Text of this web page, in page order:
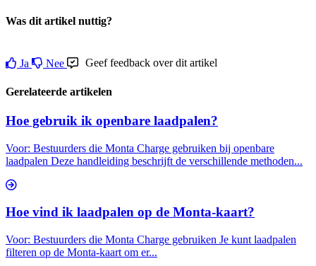
Was dit artikel nuttig?
Ja Nee Geef feedback over dit artikel
Gerelateerde artikelen
Hoe gebruik ik openbare laadpalen?
Voor: Bestuurders die Monta Charge gebruiken bij openbare
laadpalen Deze handleiding beschrijft de verschillende methoden...
Hoe vind ik laadpalen op de Monta-kaart?
Voor: Bestuurders die Monta Charge gebruiken Je kunt laadpalen
filteren op de Monta-kaart om er...